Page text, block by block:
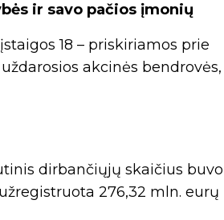
ir savo pačios įmonių
18 – priskiriamos prie
akcinės bendrovės,
dirbančiųjų skaičius buvo
276,32 mln. eurų